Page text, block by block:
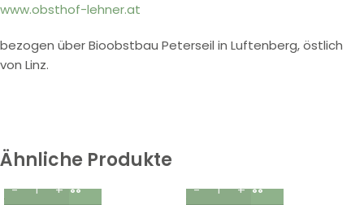
www.obsthof-lehner.at
bezogen über Bioobstbau Peterseil in Luftenberg, östlich
von Linz.
Ähnliche Produkte